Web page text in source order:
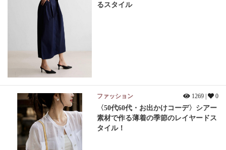
るスタイル
ファッション 1269 | 0
〈50代60代・お出かけコーデ〉シアー
素材で作る薄着の季節のレイヤードス
タイル！